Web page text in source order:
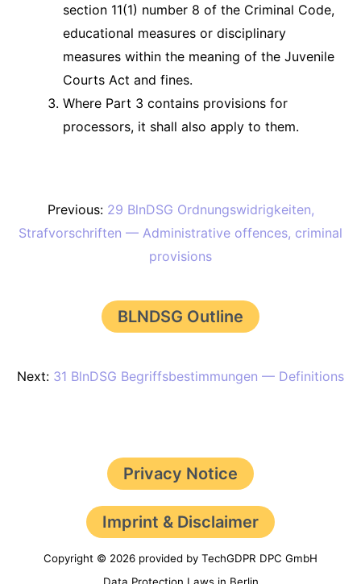
section 11(1) number 8 of the Criminal Code,
educational measures or disciplinary
measures within the meaning of the Juvenile
Courts Act and fines.
Where Part 3 contains provisions for
processors, it shall also apply to them.
Previous: 29 BlnDSG Ordnungswidrigkeiten,
Strafvorschriften — Administrative offences, criminal
provisions
BLNDSG Outline
Next: 31 BlnDSG Begriffsbestimmungen — Definitions
Privacy Notice
Imprint & Disclaimer
Copyright © 2026 provided by TechGDPR DPC GmbH